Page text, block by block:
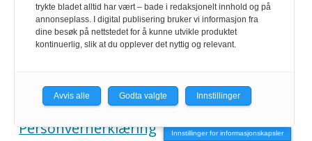
E-magasin
Annonser
HR-guiden
Personvernerklæring
Innstillinger for informasjonskapsler
trykte bladet alltid har vært – bade i redaksjonelt innhold og på
annonseplass. I digital publisering bruker vi informasjon fra
dine besøk på nettstedet for å kunne utvikle produktet
kontinuerlig, slik at du opplever det nyttig og relevant.
Avvis alle Godta valgte Innstillinger